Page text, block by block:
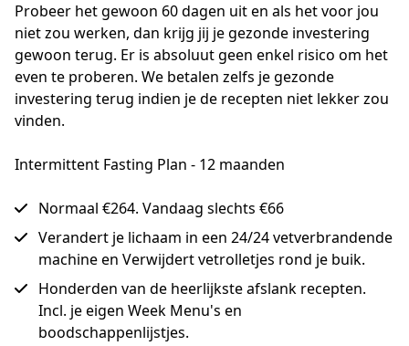
Probeer het gewoon 60 dagen uit en als het voor jou
niet zou werken, dan krijg jij je gezonde investering
gewoon terug. Er is absoluut geen enkel risico om het
even te proberen. We betalen zelfs je gezonde
investering terug indien je de recepten niet lekker zou
vinden.
Intermittent Fasting Plan - 12 maanden
Normaal €264. Vandaag slechts €66
Verandert je lichaam in een 24/24 vetverbrandende
machine en Verwijdert vetrolletjes rond je buik.
Honderden van de heerlijkste afslank recepten.
Incl. je eigen Week Menu's en
boodschappenlijstjes.